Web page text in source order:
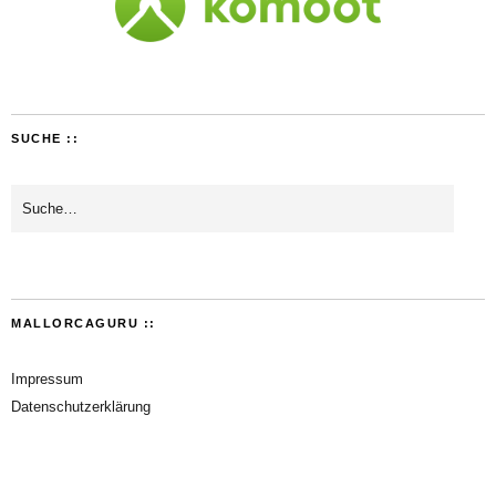
SUCHE ::
MALLORCAGURU ::
Impressum
Datenschutzerklärung